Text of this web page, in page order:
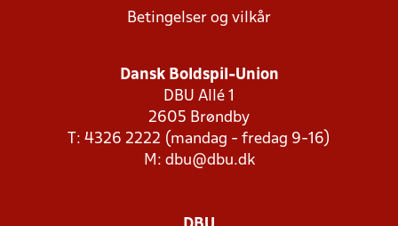
Betingelser og vilkår
Dansk Boldspil-Union
DBU Allé 1
2605 Brøndby
T: 4326 2222 (mandag - fredag 9-16)
M: dbu@dbu.dk